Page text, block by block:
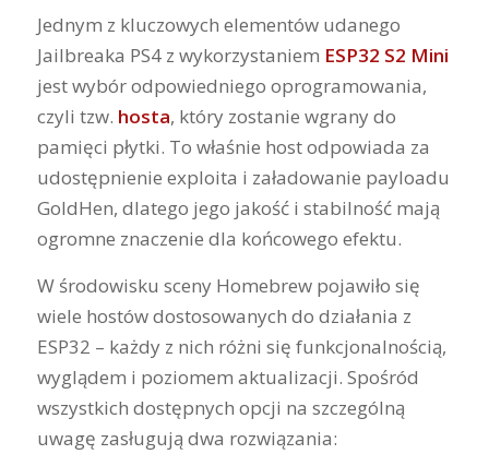
Jednym z kluczowych elementów udanego
Jailbreaka PS4 z wykorzystaniem ESP32 S2 Mini
jest wybór odpowiedniego oprogramowania,
czyli tzw. hosta, który zostanie wgrany do
pamięci płytki. To właśnie host odpowiada za
udostępnienie exploita i załadowanie payloadu
GoldHen, dlatego jego jakość i stabilność mają
ogromne znaczenie dla końcowego efektu.
W środowisku sceny Homebrew pojawiło się
wiele hostów dostosowanych do działania z
ESP32 – każdy z nich różni się funkcjonalnością,
wyglądem i poziomem aktualizacji. Spośród
wszystkich dostępnych opcji na szczególną
uwagę zasługują dwa rozwiązania: